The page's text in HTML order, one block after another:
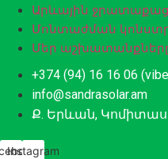
Արևային
Մոնտաժման
Մեր
+374 (94) 16 16 06
info@sandrasolar.am
Ք. Երևան,
Instagram